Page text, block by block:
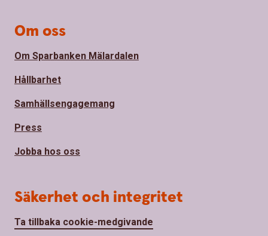
Om oss
Om Sparbanken Mälardalen
Hållbarhet
Samhällsengagemang
Press
Jobba hos oss
Säkerhet och integritet
Ta tillbaka cookie-medgivande